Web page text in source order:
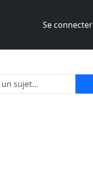
Se connecter